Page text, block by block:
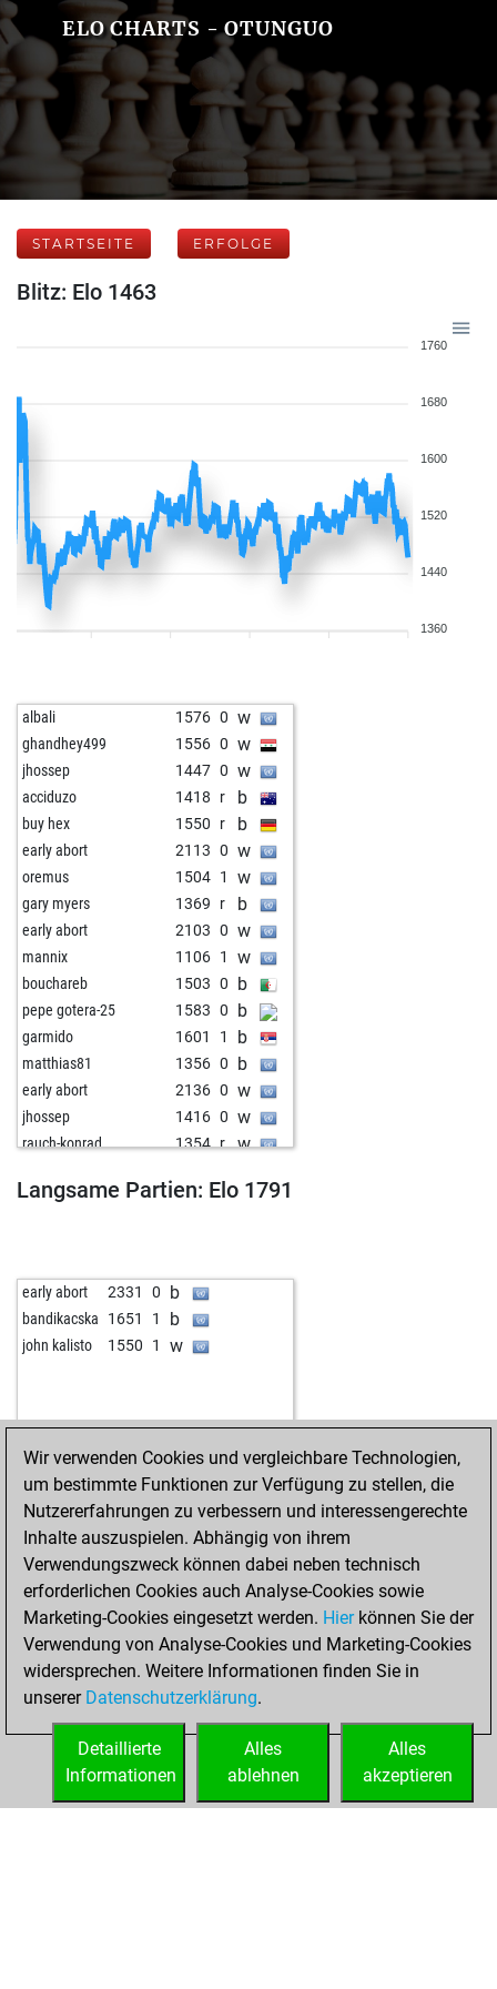
ELO CHARTS - OTUNGUO
STARTSEITE ERFOLGE
Blitz: Elo 1463
1760
1680
1600
1520
1440
1360
albali 1576 0 w
ghandhey499 1556 0 w
jhossep 1447 0 w
acciduzo 1418 r b
buy hex 1550 r b
early abort 2113 0 w
oremus 1504 1 w
gary myers 1369 r b
early abort 2103 0 w
mannix 1106 1 w
bouchareb 1503 0 b
pepe gotera-25 1583 0 b
garmido 1601 1 b
matthias81 1356 0 b
early abort 2136 0 w
jhossep 1416 0 w
rauch-konrad 1354 r w
the aviator 1450 0 w
seppelhuhn 1542 1 b
janottocarlo 1226
jdpericic 1609
early abort 2128
fast and curious 1498 1 w
asasre 1444 0 b
asasre 1456 1 w
seppelhuhn 1525 1 w
chardiz5 1489 1 b
uweh 1557 0 b
early abort 2128 0 w
terence123456 1394 0 b
dobenrmann 1439 1 b
early abort 2141 0 b
zuvi7717 1289 1 b
w
sanju67 b
sanju67 1365 1 w
Langsame Partien: Elo 1791
early abort 2331 0 b
bandikacska 1651 1 b
john kalisto 1550 1 w
STARTSEITE ERFOLGE
Wir verwenden Cookies und vergleichbare Technologien,
um bestimmte Funktionen zur Verfügung zu stellen, die
Nutzererfahrungen zu verbessern und interessengerechte
Inhalte auszuspielen. Abhängig von ihrem
Verwendungszweck können dabei neben technisch
erforderlichen Cookies auch Analyse-Cookies sowie
Marketing-Cookies eingesetzt werden. Hierkönnen Sie der
Verwendung von Analyse-Cookies und Marketing-Cookies
widersprechen. Weitere Informationen finden Sie in
unserer Datenschutzerklärung.
Alles
akzeptieren
Alles
ablehnen
Detaillierte
Informationen